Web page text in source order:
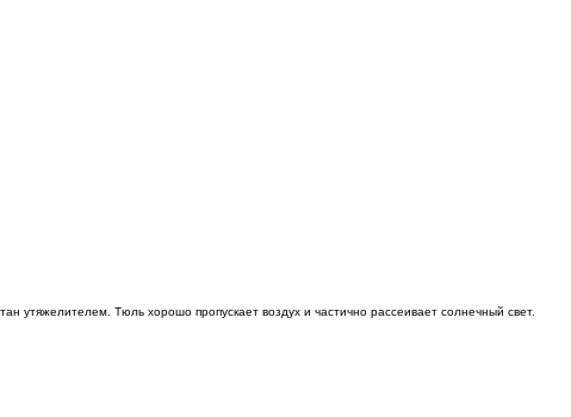
утяжелителем. Тюль хорошо пропускает воздух и частично рассеивает солнечный свет.